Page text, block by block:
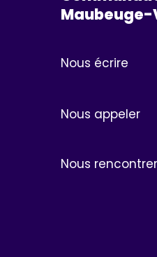
Maubeuge-
Nous écrire
Nous appeler
Nous rencontrer